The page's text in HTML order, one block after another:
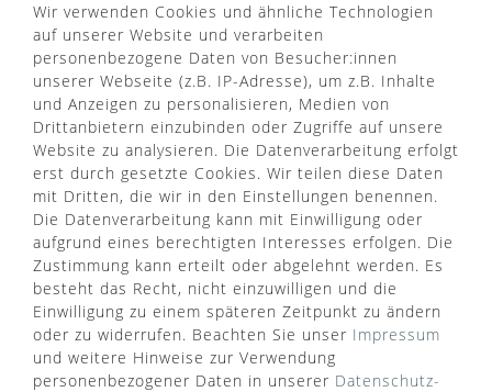
Über uns
Kontaktformular
FAQ
Türgriff Lexikon
Widerrufsrecht
Sitemap
AGB
Zahlung & Versand
Datenschutz
Impressum
Rücksendung
Markenwelt
Widerruf erklären
ZAHLUNGSARTEN
Wir verwenden Cookies und ähnliche Technologien
auf unserer Website und verarbeiten
personenbezogene Daten von Besucher:innen
unserer Webseite (z.B. IP-Adresse), um z.B. Inhalte
und Anzeigen zu personalisieren, Medien von
Drittanbietern einzubinden oder Zugriffe auf unsere
Website zu analysieren. Die Datenverarbeitung erfolgt
erst durch gesetzte Cookies. Wir teilen diese Daten
mit Dritten, die wir in den Einstellungen benennen.
Die Datenverarbeitung kann mit Einwilligung oder
aufgrund eines berechtigten Interesses erfolgen. Die
Zustimmung kann erteilt oder abgelehnt werden. Es
besteht das Recht, nicht einzuwilligen und die
Einwilligung zu einem späteren Zeitpunkt zu ändern
oder zu widerrufen. Beachten Sie unser Impressum
und weitere Hinweise zur Verwendung
personenbezogener Daten in unserer Daten­schutz­